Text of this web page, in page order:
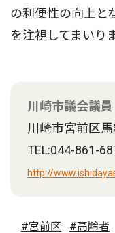
の利便性の向上と
を注視してまいり
川崎市議会議
川崎市宮前区
TEL:044-861-
http://
#宮前区 #高齢者